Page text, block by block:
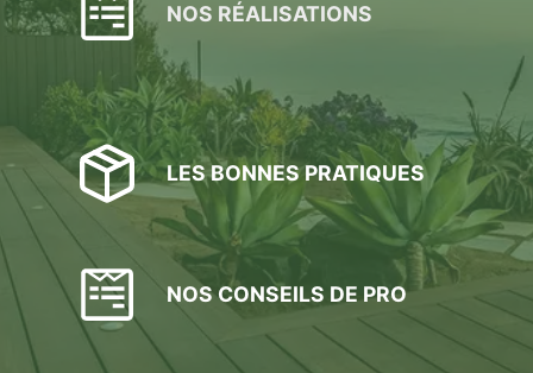
NOS RÉALISATIONS
LES BONNES PRATIQUES
NOS CONSEILS DE PRO